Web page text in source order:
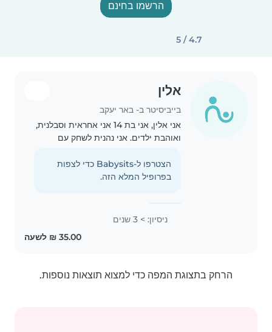
הרשמו בחינם
4.7 / 5
אלין
בייביסיטר ב- באר יעקב
אני אלין, אני בת 14 אני אחראית וסבלנית,
ואוהבת ילדים. אני נהנית לשחק עם
ולדאוג שיהיה להם נעים ובטוח. יש לי
ניסיון בטיפול בכלבה שלי, ובאחים
הצטרפו ל-Babysits כדי לצפות
בפרופיל המלא הזה.
ניסיון: > 3 שנים
הרחק בתצוגת המפה כדי למצוא תוצאות נוספות.